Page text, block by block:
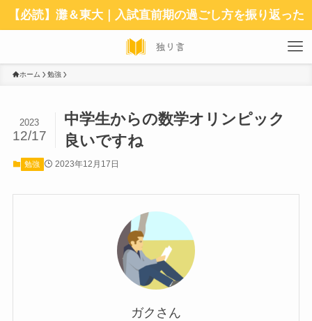
【必読】灘＆東大｜入試直前期の過ごし方を振り返った
ホーム 勉強
中学生からの数学オリンピック
良いですね
2023
12/17
勉強 2023年12月17日
ガクさん